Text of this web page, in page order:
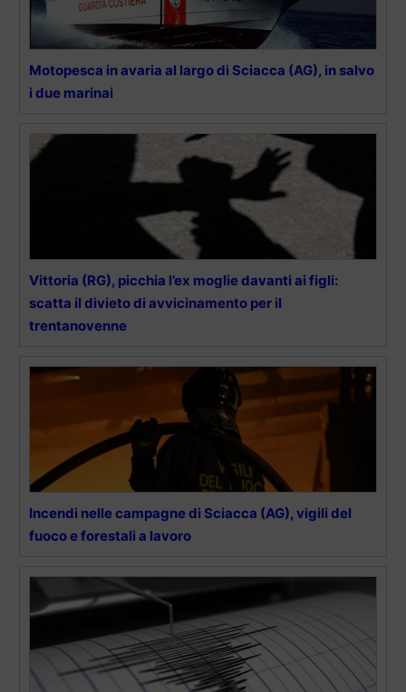
Motopesca in avaria al largo di Sciacca (AG), in salvo
i due marinai
Vittoria (RG), picchia l’ex moglie davanti ai figli:
scatta il divieto di avvicinamento per il
trentanovenne
Incendi nelle campagne di Sciacca (AG), vigili del
fuoco e forestali a lavoro